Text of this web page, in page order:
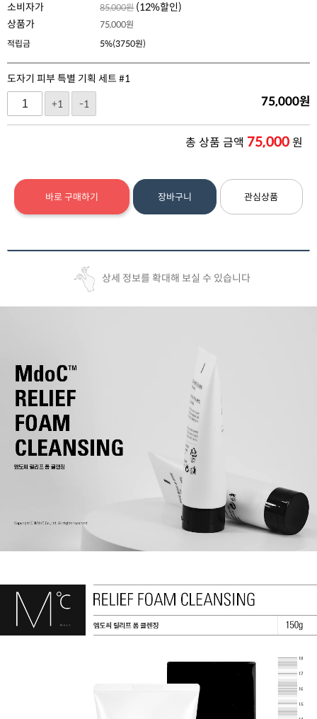
소비자가 85,000원 (12%할인)
상품가
75,000원
적립금
5%(3750원)
도자기 피부 특별 기획 세트 #1
+1
-1 75,000원
총 상품 금액 75,000원
바로 구매하기 장바구니 관심상품
상세 정보를 확대해 보실 수 있습니다